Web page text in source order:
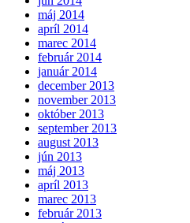
máj 2014
apríl 2014
marec 2014
február 2014
január 2014
december 2013
november 2013
október 2013
september 2013
august 2013
jún 2013
máj 2013
apríl 2013
marec 2013
február 2013